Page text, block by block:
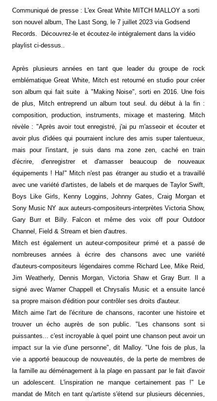
Communiqué de presse : L'ex Great White MITCH MALLOY a sorti
son nouvel album, The Last Song, le 7 juillet 2023 via Godsend
Records. Découvrez-le et écoutez-le intégralement dans la vidéo
playlist ci-dessus..
Après plusieurs années en tant que leader du groupe de rock
emblématique Great White, Mitch est retourné en studio pour créer
son album qui fait suite à "Making Noise", sorti en 2016. Une fois
de plus, Mitch entreprend un album tout seul. du début à la fin :
composition, production, instruments, mixage et mastering. Mitch
révèle : "Après avoir tout enregistré, j'ai pu m'asseoir et écouter et
avoir plus d'idées qui pourraient inclure des amis super talentueux,
mais pour l'instant, je suis dans ma zone zen, caché en train
d'écrire, d'enregistrer et d'amasser beaucoup de nouveaux
équipements ! Ha!" Mitch n'est pas étranger au studio et a travaillé
avec une variété d'artistes, de labels et de marques de Taylor Swift,
Boys Like Girls, Kenny Loggins, Johnny Gates, Craig Morgan et
Sony Music NY aux auteurs-compositeurs-interprètes Victoria Show,
Gary Burr et Billy. Falcon et même des voix off pour Outdoor
Channel, Field & Stream et bien d'autres.
Mitch est également un auteur-compositeur primé et a passé de
nombreuses années à écrire des chansons avec une variété
d'auteurs-compositeurs légendaires comme Richard Lee, Mike Reid,
Jim Weatherly, Dennis Morgan, Victoria Shaw et Gray Burr. Il a
signé avec Warner Chappell et Chrysalis Music et a ensuite lancé
sa propre maison d'édition pour contrôler ses droits d'auteur.
Mitch aime l'art de l'écriture de chansons, raconter une histoire et
trouver un écho auprès de son public. "Les chansons sont si
puissantes... c'est incroyable à quel point une chanson peut avoir un
impact sur la vie d'une personne", dit Malloy. "Une fois de plus, la
vie a apporté beaucoup de nouveautés, de la perte de membres de
la famille au déménagement à la plage en passant par le fait d'avoir
un adolescent. L'inspiration ne manque certainement pas !" Le
mandat de Mitch en tant qu'artiste s'étend sur plusieurs décennies,